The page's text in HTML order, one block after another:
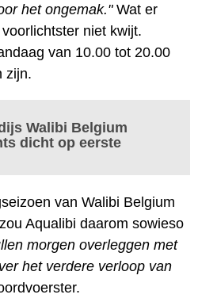
het ongemak."Wat er
niet kwijt.
van 10.00 tot 20.00
zijn.
Walibi Belgium
dicht op eerste
van Walibi Belgium
Aqualibi daarom sowieso
morgen overleggen met
het verdere verloop van